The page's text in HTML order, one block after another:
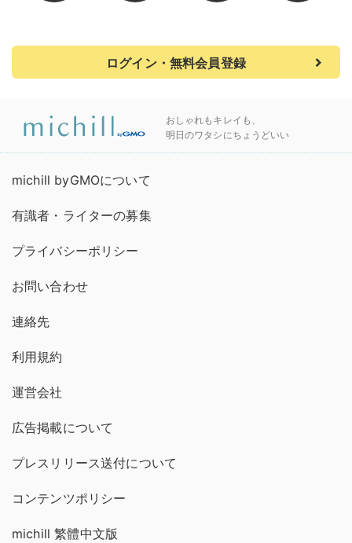
ログイン・無料会員登録
おしゃれもキレイも、
明日のワタシにちょうどいい
michill byGMOについて
有識者・ライターの募集
プライバシーポリシー
お問い合わせ
連絡先
利用規約
運営会社
広告掲載について
プレスリリース送付について
コンテンツポリシー
michill 繁體中文版